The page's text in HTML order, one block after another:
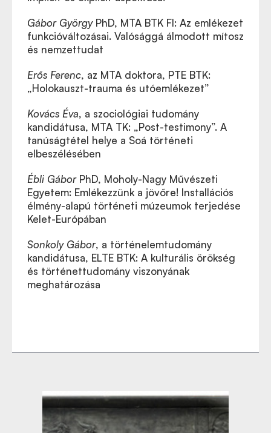
Gábor GyörgyPhD, MTA BTK FI: Az emlékezet
funkcióváltozásai. Valósággá álmodott mítosz
és nemzettudat
Erős Ferenc, az MTA doktora, PTE BTK:
„Holokauszt-trauma és utóemlékezet”
Kovács Éva, a szociológiai tudomány
kandidátusa, MTA TK: „Post-testimony”. A
tanúságtétel helye a Soá történeti
elbeszélésében
Ébli GáborPhD, Moholy-Nagy Művészeti
Egyetem: Emlékezzünk a jövőre! Installációs
élmény-alapú történeti múzeumok terjedése
Kelet-Európában
Sonkoly Gábor, a történelemtudomány
kandidátusa, ELTE BTK: A kulturális örökség
és történettudomány viszonyának
meghatározása